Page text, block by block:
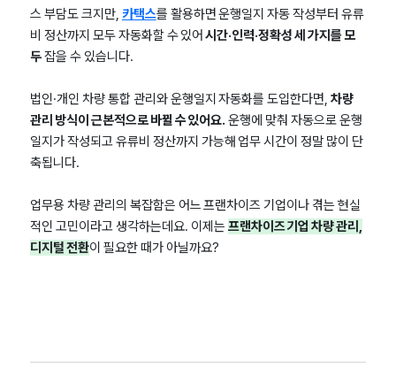
스 부담도 크지만, 카택스를 활용하면 운행일지 자동 작성부터 유류
비 정산까지 모두 자동화할 수 있어 시간·인력·정확성 세 가지를 모
두잡을 수 있습니다.
법인·개인 차량 통합 관리와 운행일지 자동화를 도입한다면,차량
관리 방식이 근본적으로 바뀔 수 있어요. 운행에 맞춰 자동으로 운행
일지가 작성되고 유류비 정산까지 가능해 업무 시간이 정말 많이 단
축됩니다.
업무용 차량 관리의 복잡함은 어느 프랜차이즈 기업이나 겪는 현실
적인 고민이라고 생각하는데요. 이제는 프랜차이즈 기업 차량 관리,
디지털 전환이 필요한 때가 아닐까요?